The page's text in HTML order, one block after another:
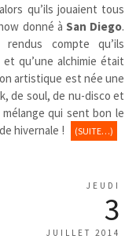
qu’ils jouaient tous
donné à San Diego.
compte qu’ils
qu’une alchimie était
artistique est née une
de soul, de nu-disco et
qui sent bon le
hivernale !
(SUITE…)
JEUDI
3
JUILLET 2014